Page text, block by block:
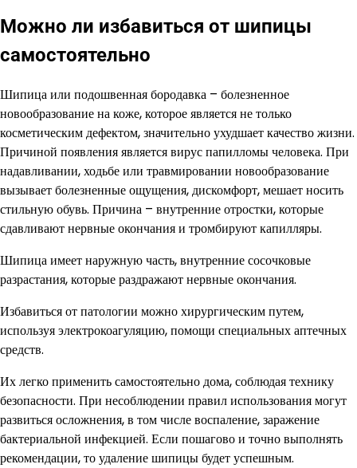
Можно ли избавиться от шипицы
самостоятельно
Шипица или подошвенная бородавка – болезненное
новообразование на коже, которое является не только
косметическим дефектом, значительно ухудшает качество жизни.
Причиной появления является вирус папилломы человека. При
надавливании, ходьбе или травмировании новообразование
вызывает болезненные ощущения, дискомфорт, мешает носить
стильную обувь. Причина – внутренние отростки, которые
сдавливают нервные окончания и тромбируют капилляры.
Шипица имеет наружную часть, внутренние сосочковые
разрастания, которые раздражают нервные окончания.
Избавиться от патологии можно хирургическим путем,
используя электрокоагуляцию, помощи специальных аптечных
средств.
Их легко применить самостоятельно дома, соблюдая технику
безопасности. При несоблюдении правил использования могут
развиться осложнения, в том числе воспаление, заражение
бактериальной инфекцией. Если пошагово и точно выполнять
рекомендации, то удаление шипицы будет успешным.